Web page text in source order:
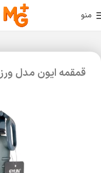
منو
قمقمه ایون مدل